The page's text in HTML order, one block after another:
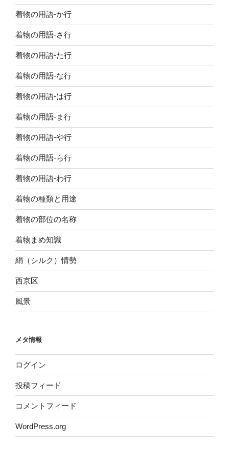
着物の用語-か行
着物の用語-さ行
着物の用語-た行
着物の用語-な行
着物の用語-は行
着物の用語-ま行
着物の用語-や行
着物の用語-ら行
着物の用語-わ行
着物の種類と用途
着物の部位の名称
着物まめ知識
絹（シルク）情勢
西京区
風景
メタ情報
ログイン
投稿フィード
コメントフィード
WordPress.org